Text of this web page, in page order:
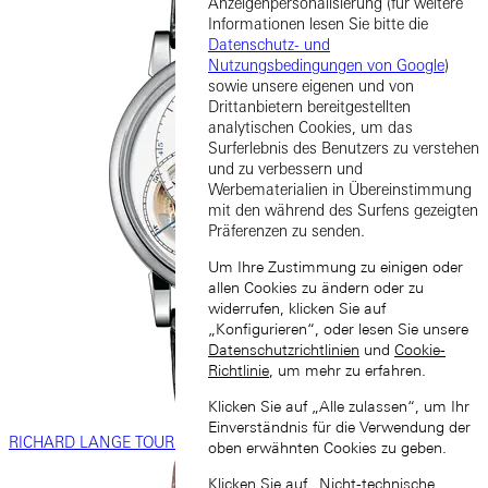
RICHARD LANGE TOURBILLON „Pour le Mérite”
Informationen lesen Sie bitte die
Datenschutz- und
Nutzungsbedingungen von Google)
sowie unsere eigenen und von
Drittanbietern bereitgestellten
analytischen Cookies, um das
Surferlebnis des Benutzers zu verstehen
und zu verbessern und
Werbematerialien in Übereinstimmung
mit den während des Surfens gezeigten
Präferenzen zu senden.
Um Ihre Zustimmung zu einigen oder
allen Cookies zu ändern oder zu
widerrufen, klicken Sie auf
„Konfigurieren“, oder lesen Sie unsere
Datenschutzrichtlinien und Cookie-
Richtlinie , um mehr zu erfahren.
Klicken Sie auf „Alle zulassen“, um Ihr
Einverständnis für die Verwendung der
oben erwähnten Cookies zu geben.
Klicken Sie auf „Nicht-technische